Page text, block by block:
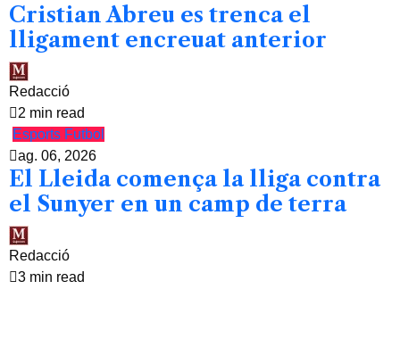
Cristian Abreu es trenca el
lligament encreuat anterior
Redacció
2 min read
Esports Futbol
ag. 06, 2026
El Lleida comença la lliga contra
el Sunyer en un camp de terra
Redacció
3 min read